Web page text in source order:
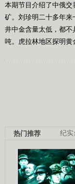
本期节目介绍了中俄
矿。刘珍明二十多年
井中金含量太低，都
吨。虎拉林地区探明黄
纪实
热门推荐